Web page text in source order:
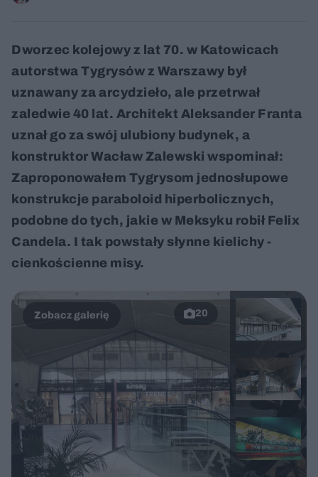
Dworzec kolejowy z lat 70. w Katowicach
autorstwa Tygrysów z Warszawy był
uznawany za arcydzieło, ale przetrwał
zaledwie 40 lat. Architekt Aleksander Franta
uznał go za swój ulubiony budynek, a
konstruktor Wacław Zalewski wspominał:
Zaproponowałem Tygrysom jednosłupowe
konstrukcje paraboloid hiperbolicznych,
podobne do tych, jakie w Meksyku robił Felix
Candela. I tak powstały słynne kielichy -
cienkościenne misy.
20